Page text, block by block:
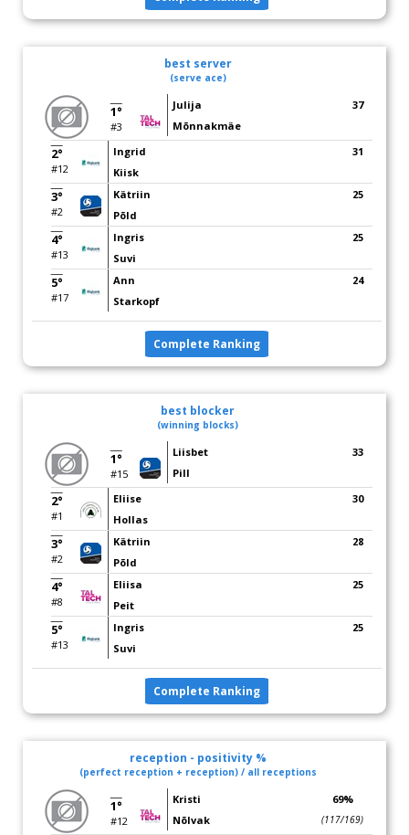
best server
(serve ace)
1°
#3
Julija
Mõnnakmäe
37
2°
#12
Ingrid
Kiisk
31
3°
#2
Kätriin
Põld
25
4°
#13
Ingris
Suvi
25
5°
#17
Ann
Starkopf
24
Complete Ranking
best blocker
(winning blocks)
1°
#15
Liisbet
Pill
33
2°
#1
Eliise
Hollas
30
3°
#2
Kätriin
Põld
28
4°
#8
Eliisa
Peit
25
5°
#13
Ingris
Suvi
25
Complete Ranking
reception - positivity %
(perfect reception + reception) / all receptions
1°
#12
Kristi
Nõlvak
69%
(117/169)